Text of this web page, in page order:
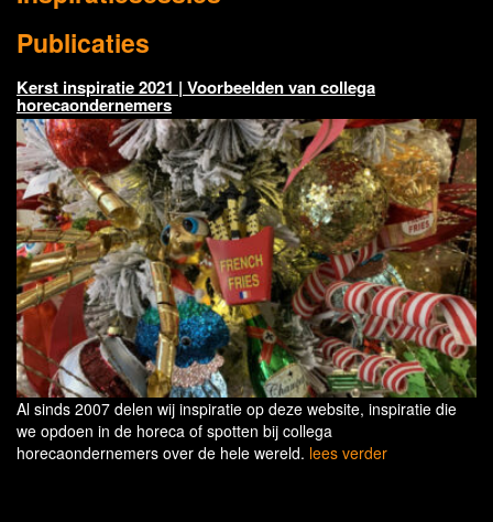
Publicaties
Kerst inspiratie 2021 | Voorbeelden van collega
horecaondernemers
Al sinds 2007 delen wij inspiratie op deze website, inspiratie die
we opdoen in de horeca of spotten bij collega
horecaondernemers over de hele wereld. lees verder